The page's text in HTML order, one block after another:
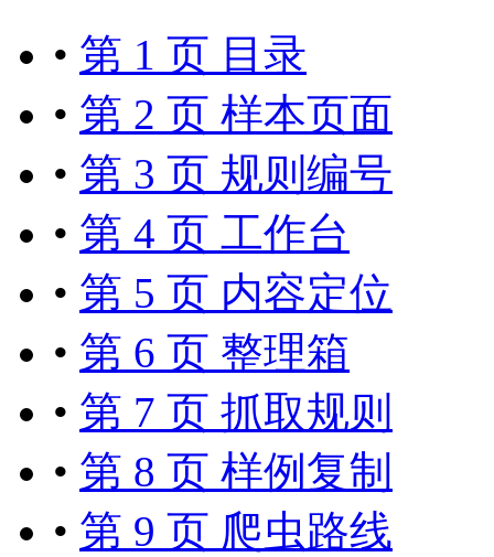
• 第 1 页 目录
• 第 2 页 样本页面
• 第 3 页 规则编号
• 第 4 页 工作台
• 第 5 页 内容定位
• 第 6 页 整理箱
• 第 7 页 抓取规则
• 第 8 页 样例复制
• 第 9 页 爬虫路线